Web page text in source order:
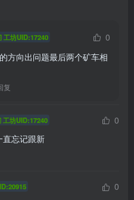
工坊UID:17240
0
方向出问题最后两个矿车相
复
工坊UID:17240
0
直忘记跟新
0